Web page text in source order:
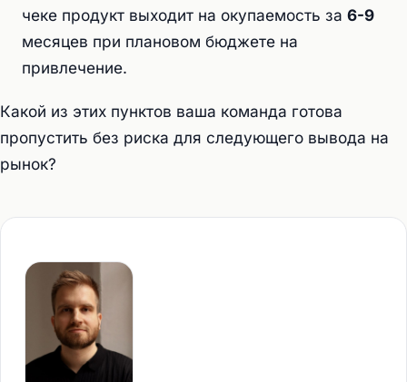
чеке продукт выходит на окупаемость за6-9
месяцев при плановом бюджете на
привлечение.
Какой из этих пунктов ваша команда готова
пропустить без риска для следующего вывода на
рынок?